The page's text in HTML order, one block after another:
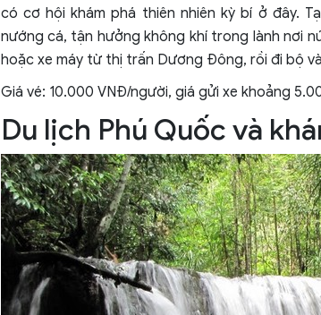
có cơ hội khám phá thiên nhiên kỳ bí ở đây.
nướng cá, tận hưởng không khí trong lành nơi
hoặc xe máy từ thị trấn Dương Đông, rồi đi bộ
Giá vé: 10.000 VNĐ/người, giá gửi xe khoảng
Du lịch Phú Quốc và